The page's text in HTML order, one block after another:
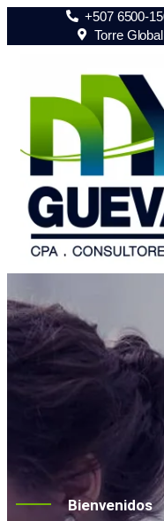
+507 6500-
Torre
Bienvenidos